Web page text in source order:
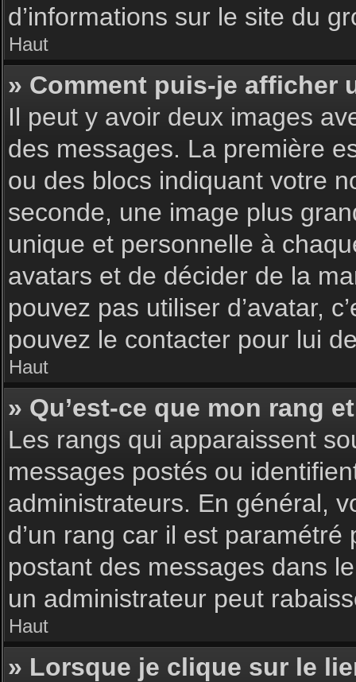
d’informations sur le site du
Haut
» Comment puis-je afficher
Il peut y avoir deux images
des messages. La première
ou des blocs indiquant votre
seconde, une image plus
unique et personnelle à
avatars et de décider de la
pouvez pas utiliser d’avatar,
pouvez le contacter pour lui
Haut
» Qu’est-ce que mon rang
Les rangs qui apparaissent
messages postés ou
administrateurs. En général,
d’un rang car il est
postant des messages dans
un administrateur peut
Haut
» Lorsque je clique sur le